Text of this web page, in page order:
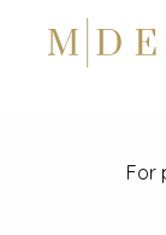
Latest
For